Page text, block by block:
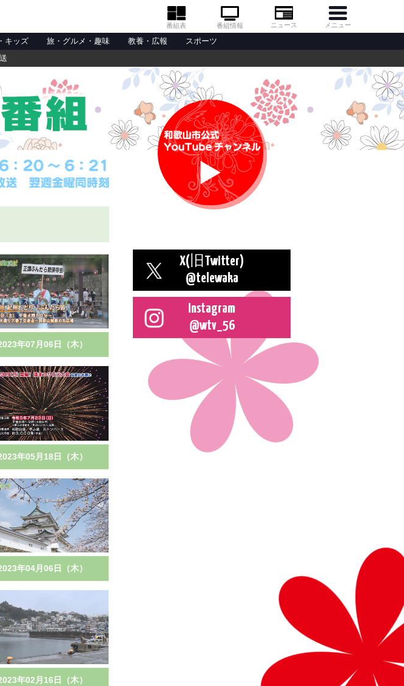
番組表 番組情報 ニュース メニュー
キッズ 旅・グルメ・趣味 教養・広報
スポーツ
X(旧Twitter)
@telewaka
Instagram
@wtv_56
年07月06日（木）
年05月18日（木）
年04月06日（木）
年02月16日（木）